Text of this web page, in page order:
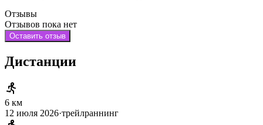
Отзывы
Отзывов пока нет
Оставить отзыв
Дистанции
6 км
12 июля 2026·трейлраннинг